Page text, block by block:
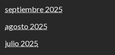
septiembre 2025
agosto 2025
julio 2025